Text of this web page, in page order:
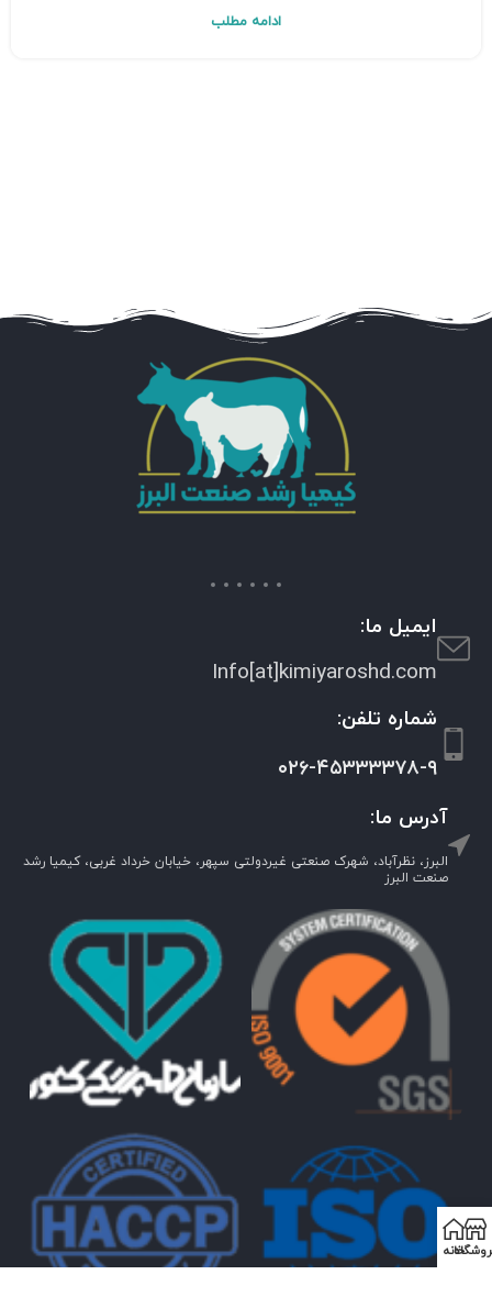
ادامه مطلب
ایمیل ما:
Info[at]kimiyaroshd.com
شماره تلفن:
۰۲۶-۴۵۳۳۳۳۷۸-۹
آدرس ما:
البرز، نظرآباد، شهرک صنعتی غیردولتی سپهر، خیابان خرداد غربی، کیمیا رشد
صنعت البرز
خانه